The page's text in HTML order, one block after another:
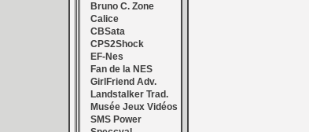
Bruno C. Zone
Calice
CBSata
CPS2Shock
EF-Nes
Fan de la NES
GirlFriend Adv.
Landstalker Trad.
Musée Jeux Vidéos
SMS Power